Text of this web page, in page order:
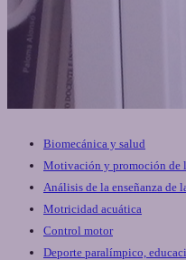
Biomecánica y salud
Motivación y promoción de
Análisis de la enseñanza de
Motricidad acuática
Control motor
Deporte paralímpico,